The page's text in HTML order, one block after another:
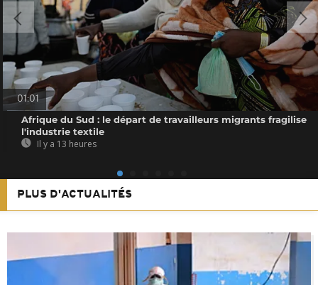
01:01
Afrique du Sud : le départ de travailleurs migrants fragilise
l'industrie textile
Il y a 13 heures
PLUS D'ACTUALITÉS